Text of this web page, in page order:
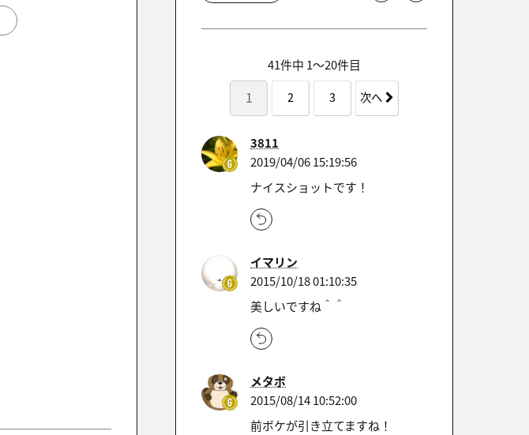
41件中 1〜20件目
1 2 3 次へ
3811
2019/04/06 15:19:56
ナイスショットです！
イマリン
2015/10/18 01:10:35
美しいですね＾＾
メタボ
2015/08/14 10:52:00
前ボケが引き立てますね！